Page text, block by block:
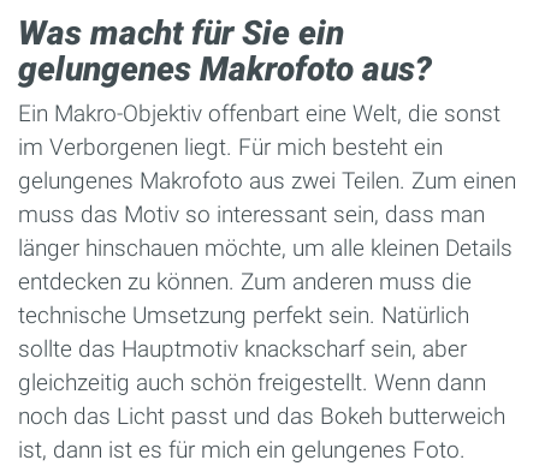
Was macht für Sie ein
gelungenes Makrofoto aus?
Ein Makro-Objektiv offenbart eine Welt, die sonst
im Verborgenen liegt. Für mich besteht ein
gelungenes Makrofoto aus zwei Teilen. Zum einen
muss das Motiv so interessant sein, dass man
länger hinschauen möchte, um alle kleinen Details
entdecken zu können. Zum anderen muss die
technische Umsetzung perfekt sein. Natürlich
sollte das Hauptmotiv knackscharf sein, aber
gleichzeitig auch schön freigestellt. Wenn dann
noch das Licht passt und das Bokeh butterweich
ist, dann ist es für mich ein gelungenes Foto.